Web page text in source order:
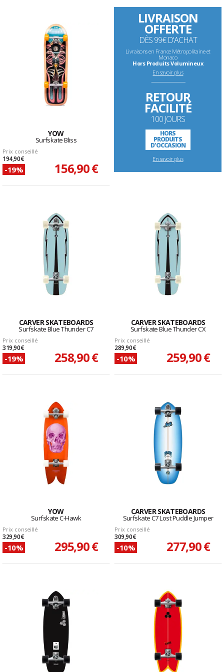
YOW
Surfskate Bliss
Prix conseillé
194,90 €
-19% 156,90 €
LIVRAISON
OFFERTE
DÈS 99€ D'ACHAT
Livraisons en France Métropolitaine et
Monaco
Hors Produits Volumineux
En savoir plus
--------------------------------------------------------------------
RETOUR
FACILITÉ
100 JOURS
HORS
PRODUITS
D'OCCASION
En savoir plus
CARVER SKATEBOARDS
Surfskate Blue Thunder C7
Prix conseillé
319,90 €
-19% 258,90 €
CARVER SKATEBOARDS
Surfskate Blue Thunder CX
Prix conseillé
289,90 €
-10% 259,90 €
YOW
Surfskate C-Hawk
Prix conseillé
329,90 €
-10% 295,90 €
CARVER SKATEBOARDS
Surfskate C7 Lost Puddle Jumper
Prix conseillé
309,90 €
-10% 277,90 €